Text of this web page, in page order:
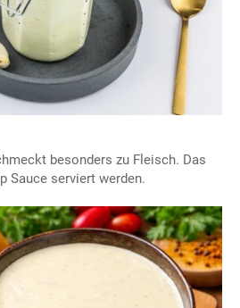
besonders zu Fleisch. Das
Sauce serviert werden.